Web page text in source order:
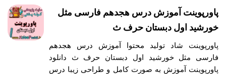
پاورپوینت آموزش درس هجدهم فارسی مثل
خورشید اول دبستان حرف ث
پاورپوینت شاد تولید محتوا آموزش درس هجدهم
فارسی مثل خورشید اول دبستان حرف ث دانلود
پاورپوینت آموزش به صورت کامل و طراحی زیبا درس